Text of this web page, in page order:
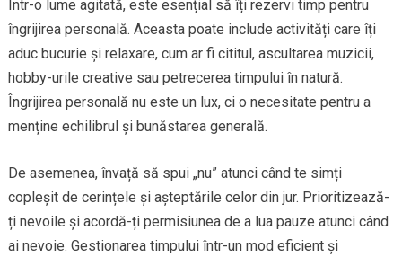
Într-o lume agitată, este esențial să îți rezervi timp pentru
îngrijirea personală. Aceasta poate include activități care îți
aduc bucurie și relaxare, cum ar fi cititul, ascultarea muzicii,
hobby-urile creative sau petrecerea timpului în natură.
Îngrijirea personală nu este un lux, ci o necesitate pentru a
menține echilibrul și bunăstarea generală.
De asemenea, învață să spui „nu” atunci când te simți
copleșit de cerințele și așteptările celor din jur. Prioritizează-
ți nevoile și acordă-ți permisiunea de a lua pauze atunci când
ai nevoie. Gestionarea timpului într-un mod eficient și